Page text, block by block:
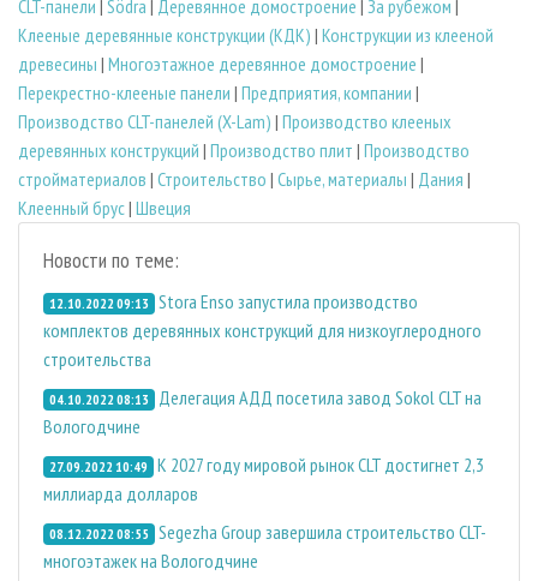
CLT-панели | Södra | Деревянное домостроение | За рубежом |
Клееные деревянные конструкции (КДК) | Конструкции из клееной
древесины | Многоэтажное деревянное домостроение |
Перекрестно-клееные панели | Предприятия, компании |
Производство CLT-панелей (X-Lam) | Производство клееных
деревянных конструкций | Производство плит | Производство
стройматериалов | Строительство | Сырье, материалы | Дания |
Клеенный брус| Швеция
Новости по теме:
12.10.2022 09:13 Stora Enso запустила производство
комплектов деревянных конструкций для низкоуглеродного
строительства
04.10.2022 08:13
Делегация АДД посетила завод Sokol CLT на
Вологодчине
27.09.2022 10:49 К 2027 году мировой рынок CLT достигнет 2,3
миллиарда долларов
08.12.2022 08:55 Segezha Group завершила строительство CLT-
многоэтажек на Вологодчине